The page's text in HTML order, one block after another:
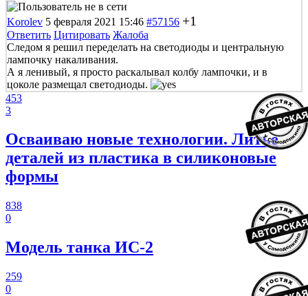
Korolev 5 февраля 2021 15:46 #57156 +1
Ответить Цитировать Жалоба
Следом я решил переделать на светодиоды и центральную
лампочку накаливания.
А я ленивый, я просто раскалывал колбу лампочки, и в
цоколе размещал светодиоды.
453
3
Осваиваю новые технологии. Литье
деталей из пластика в силиконовые
формы
838
0
Модель танка ИС-2
259
0